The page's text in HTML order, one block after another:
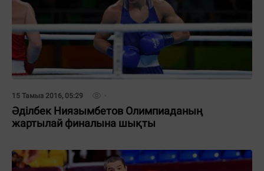
15 Тамыз 2016, 05:29
Әділбек Ниязымбетов Олимпиаданың
жартылай финалына шықты